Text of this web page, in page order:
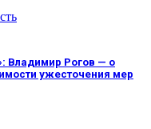
Владимир Рогов — о
ужесточения мер